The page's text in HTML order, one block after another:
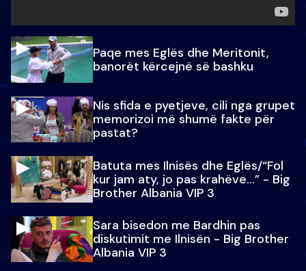
Paqe mes Eglës dhe Meritonit,
banorët kërcejnë së bashku
Nis sfida e pyetjeve, cili nga grupet
memorizoi më shumë fakte për
pastat?
Batuta mes Ilnisës dhe Eglës/“Fol
kur jam aty, jo pas krahëve…” - Big
Brother Albania VIP 3
Sara bisedon me Bardhin pas
diskutimit me Ilnisën - Big Brother
Albania VIP 3